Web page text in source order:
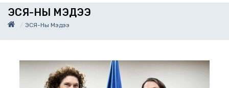
ЭСЯ-НЫ МЭДЭЭ
ЭСЯ-Ны Мэдээ